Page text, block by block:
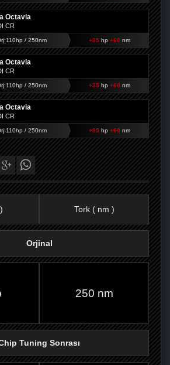
Octavia
CR
/ 250nm +35hp +60 nm
Octavia
CR
/ 250nm +35hp +60 nm
Octavia
CR
/ 250nm +35hp +60 nm
Tork ( nm )
Orjinal
250 nm
Tuning Sonrası